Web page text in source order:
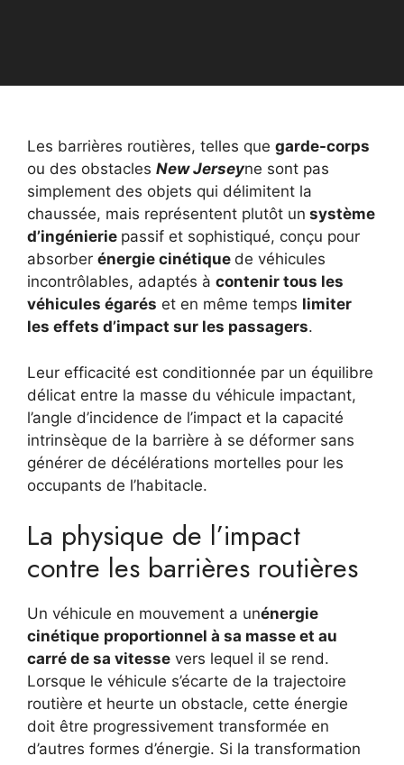
Les barrières routières, telles que garde-corps
ou des obstacles New Jerseyne sont pas
simplement des objets qui délimitent la
chaussée, mais représentent plutôt un système
d’ingénierie passif et sophistiqué, conçu pour
absorber énergie cinétique de véhicules
incontrôlables, adaptés à contenir tous les
véhicules égarés et en même temps limiter
les effets d’impact sur les passagers.
Leur efficacité est conditionnée par un équilibre
délicat entre la masse du véhicule impactant,
l’angle d’incidence de l’impact et la capacité
intrinsèque de la barrière à se déformer sans
générer de décélérations mortelles pour les
occupants de l’habitacle.
La physique de l’impact
contre les barrières routières
Un véhicule en mouvement a unénergie
cinétique proportionnel à sa masse et au
carré de sa vitesse vers lequel il se rend.
Lorsque le véhicule s’écarte de la trajectoire
routière et heurte un obstacle, cette énergie
doit être progressivement transformée en
d’autres formes d’énergie. Si la transformation